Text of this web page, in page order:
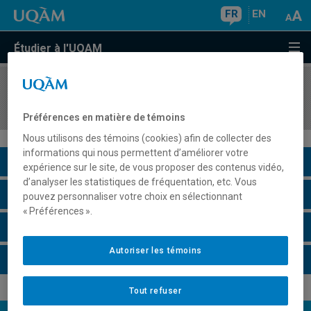
FR EN
Étudier à l'UQAM
COURS//
Description du cours
Horaire - Été 2026
Préférences en matière de témoins
Nous utilisons des témoins (cookies) afin de collecter des
informations qui nous permettent d’améliorer votre
expérience sur le site, de vous proposer des contenus vidéo,
d’analyser les statistiques de fréquentation, etc. Vous
pouvez personnaliser votre choix en sélectionnant
« Préférences ».
Tout refuser
Autoriser les témoins